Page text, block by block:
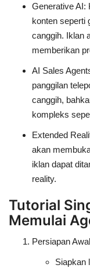
Generative AI :
konten seperti
canggih. Iklan
memberikan
AI Sales
panggilan
canggih,
kompleks
Extended
akan
iklan dapat
reality.
Tutorial
Memulai
Persiapan Awal
Siapkan